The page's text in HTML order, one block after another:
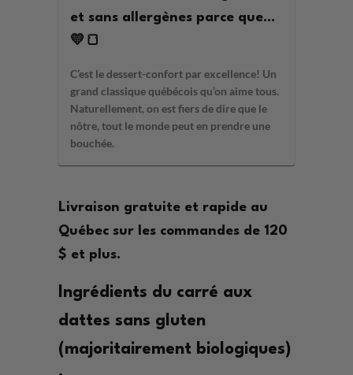
et sans allergènes parce que…
💛🍞
C’est le dessert-confort par excellence! Un
grand classique québécois qu’on aime tous.
Naturellement, on est fiers de dire que le
nôtre, tout le monde peut en prendre une
bouchée.
Livraison gratuite et rapide au
Québec sur les commandes de 120
$ et plus.
Ingrédients du carré aux
dattes sans gluten
(majoritairement biologiques)